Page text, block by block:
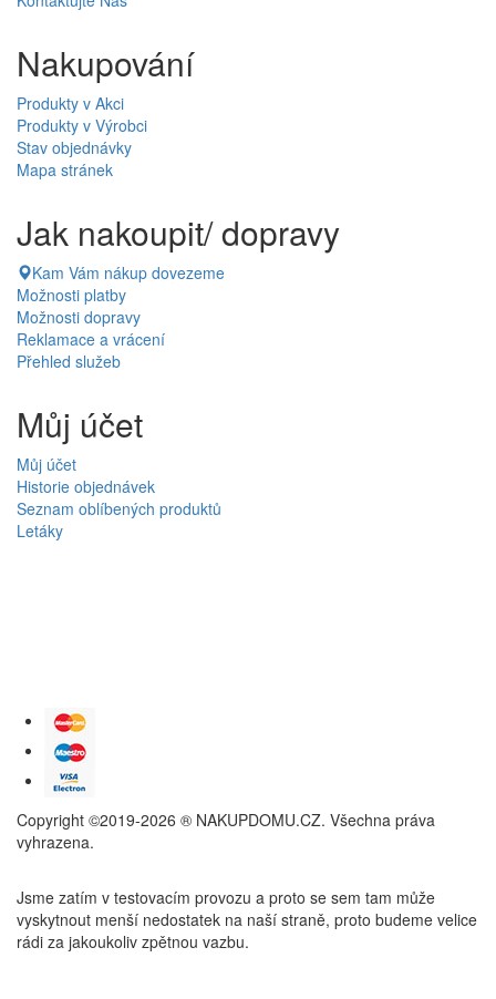
Nakupování
Produkty v Akci
Produkty v Výrobci
Stav objednávky
Mapa stránek
Jak nakoupit/ dopravy
Kam Vám nákup dovezeme
Možnosti platby
Možnosti dopravy
Reklamace a vrácení
Přehled služeb
Můj účet
Můj účet
Historie objednávek
Seznam oblíbených produktů
Letáky
Copyright ©2019-2026 ® NAKUPDOMU.CZ. Všechna práva
vyhrazena.
Jsme zatím v testovacím provozu a proto se sem tam může
vyskytnout menší nedostatek na naší straně, proto budeme velice
rádi za jakoukoliv zpětnou vazbu.